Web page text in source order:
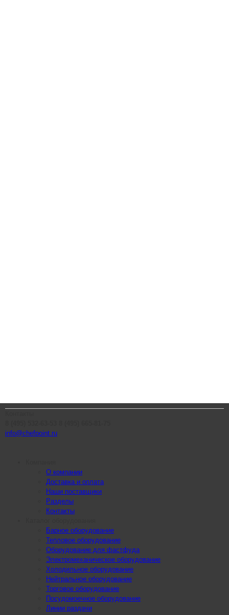
info@chefpoint.ru
О компании
Доставка и оплата
Наши поставщики
Разделы
Контакты
Барное оборудование
Тепловое оборудование
Оборудование для фастфуда
Электромеханическое оборудование
Холодильное оборудование
Нейтральное оборудование
Торговое оборудование
Посудомоечное оборудование
Линии раздачи